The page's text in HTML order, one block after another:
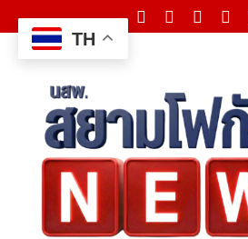
to
content
TH